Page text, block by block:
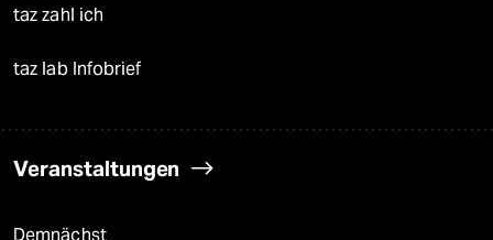
taz zahl ich
taz lab Infobrief
Veranstaltungen
Demnächst